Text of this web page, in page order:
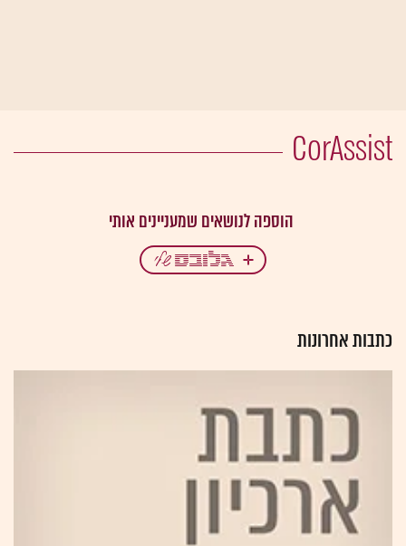
CorAssist
כתבות אחרונות